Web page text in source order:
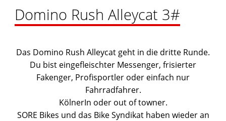
Domino Rush Alleycat 3#
Das Domino Rush Alleycat geht in die dritte Runde.
Du bist eingefleischter Messenger, frisierter
Fakenger, Profisportler oder einfach nur
Fahrradfahrer.
KölnerIn oder out of towner.
SORE Bikes und das Bike Syndikat haben wieder an